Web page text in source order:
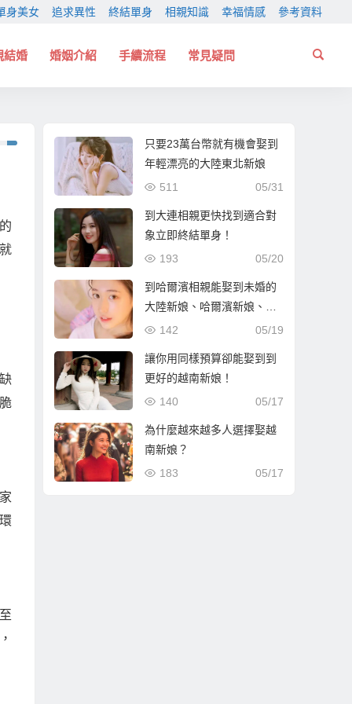
身美女 追求異性 終結單身 相親知識 幸福情感 參考資料
結婚 婚姻介紹 手續流程 常見疑問
只要23萬台幣就有機會娶到
年輕漂亮的大陸東北新娘
05/31
511
到大連相親更快找到適合對
象立即終結單身！
05/20
193
到哈爾濱相親能娶到未婚的
大陸新娘、哈爾濱新娘、東
北新娘嗎？
05/19
142
讓你用同樣預算卻能娶到到
更好的越南新娘！
05/17
140
為什麼越來越多人選擇娶越
南新娘？
05/17
183